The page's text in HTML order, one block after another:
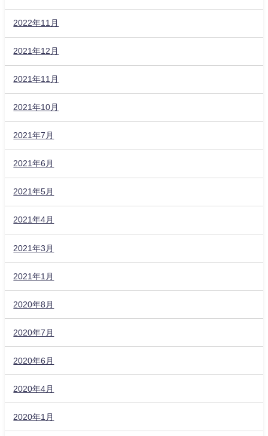
2022年11月
2021年12月
2021年11月
2021年10月
2021年7月
2021年6月
2021年5月
2021年4月
2021年3月
2021年1月
2020年8月
2020年7月
2020年6月
2020年4月
2020年1月